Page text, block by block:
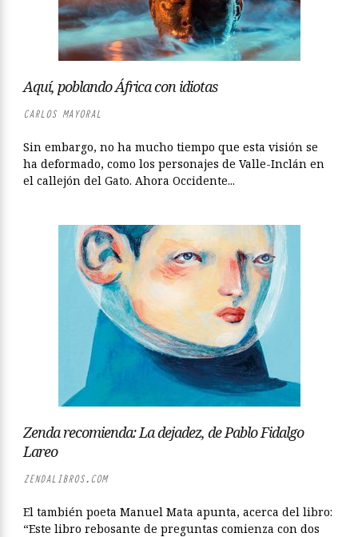
Aquí, poblando África con idiotas
CARLOS MAYORAL
Sin embargo, no ha mucho tiempo que esta visión se
ha deformado, como los personajes de Valle-Inclán en
el callejón del Gato. Ahora Occidente...
Zenda recomienda: La dejadez, de Pablo Fidalgo
Lareo
ZENDALIBROS.COM
El también poeta Manuel Mata apunta, acerca del libro:
“Este libro rebosante de preguntas comienza con dos